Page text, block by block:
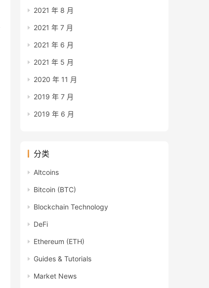
2021 年 8 月
2021 年 7 月
2021 年 6 月
2021 年 5 月
2020 年 11 月
2019 年 7 月
2019 年 6 月
分类
Altcoins
Bitcoin (BTC)
Blockchain Technology
DeFi
Ethereum (ETH)
Guides & Tutorials
Market News